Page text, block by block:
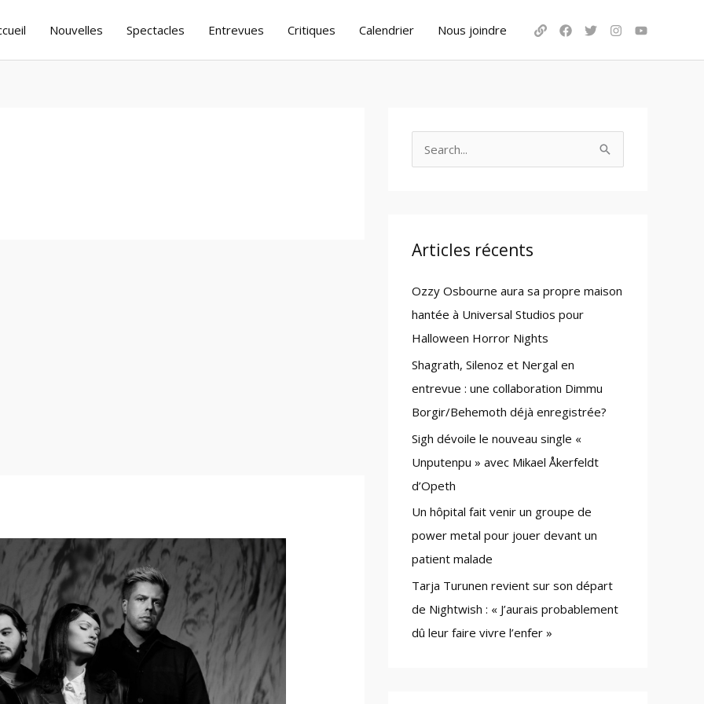
Nouvelles Spectacles Entrevues Critiques Calendrier Nous joindre
c
f
o
r
:
Articles récents
Ozzy Osbourne aura sa propre maison
hantée à Universal Studios pour
Halloween Horror Nights
Shagrath, Silenoz et Nergal en
entrevue : une collaboration Dimmu
Borgir/Behemoth déjà enregistrée?
Sigh dévoile le nouveau single «
Unputenpu » avec Mikael Åkerfeldt
d’Opeth
Un hôpital fait venir un groupe de
power metal pour jouer devant un
patient malade
Tarja Turunen revient sur son départ
de Nightwish : « J’aurais probablement
dû leur faire vivre l’enfer »